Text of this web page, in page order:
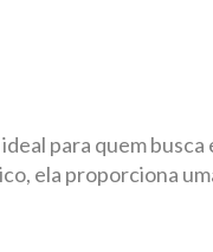
para quem
ela proporciona